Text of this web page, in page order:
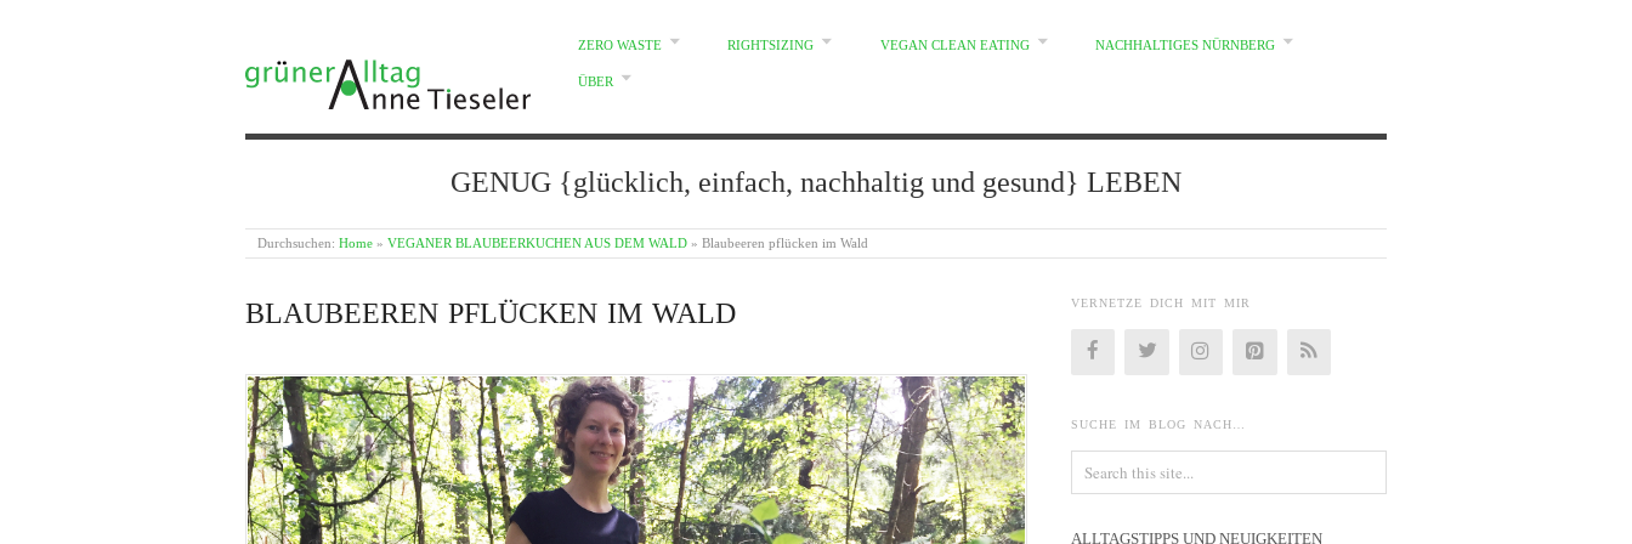
GRÜNER ALLTAG
ZERO WASTE RIGHTSIZING VEGAN CLEAN EATING NACHHALTIGES NÜRNBERG
ÜBER
GENUG {glücklich, einfach, nachhaltig und gesund} LEBEN
Durchsuchen: Home » VEGANER BLAUBEERKUCHEN AUS DEM WALD » Blaubeeren pflücken im Wald
BLAUBEEREN PFLÜCKEN IM WALD VERNETZE DICH MIT MIR
SUCHE IM BLOG NACH…
ALLTAGSTIPPS UND NEUIGKEITEN